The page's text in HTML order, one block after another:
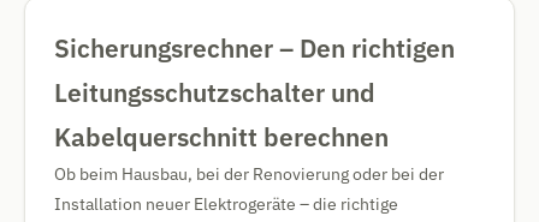
Sicherungsrechner – Den richtigen
Leitungsschutzschalter und
Kabelquerschnitt berechnen
Ob beim Hausbau, bei der Renovierung oder bei der
Installation neuer Elektrogeräte – die richtige